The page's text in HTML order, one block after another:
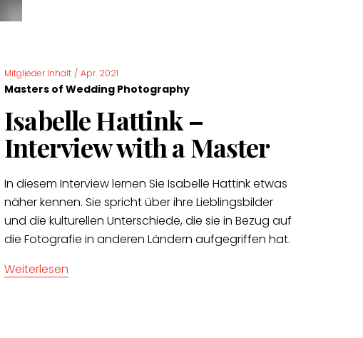
Mitglieder Inhalt / Apr. 2021
Masters of Wedding Photography
Isabelle Hattink –
Interview with a Master
In diesem Interview lernen Sie Isabelle Hattink etwas
näher kennen. Sie spricht über ihre Lieblingsbilder
und die kulturellen Unterschiede, die sie in Bezug auf
die Fotografie in anderen Ländern aufgegriffen hat.
Weiterlesen